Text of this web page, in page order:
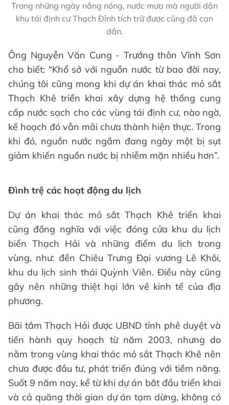
Trong những ngày nắng nóng, nước mưa mà người dân
khu tái định cư Thạch Đỉnh tích trữ được cũng đã cạn
dần.
Ông Nguyễn Văn Cung - Trưởng thôn Vĩnh Sơn
cho biết: “Khổ sở với nguồn nước từ bao đời nay,
chúng tôi cũng mong khi dự án khai thác mỏ sắt
Thạch Khê triển khai xây dựng hệ thống cung
cấp nước sạch cho các vùng tái định cư, nào ngờ,
kế hoạch đó vẫn mãi chưa thành hiện thực. Trong
khi đó, nguồn nước ngầm đang ngày một bị sụt
giảm khiến nguồn nước bị nhiễm mặn nhiều hơn”.
Đình trệ các hoạt động du lịch
Dự án khai thác mỏ sắt Thạch Khê triển khai
cũng đồng nghĩa với việc đóng cửa khu du lịch
biển Thạch Hải và những điểm du lịch trong
vùng, như: đền Chiêu Trưng Đại vương Lê Khôi,
khu du lịch sinh thái Quỳnh Viên. Điều này cũng
gây nên những thiệt hại lớn về kinh tế của địa
phương.
Bãi tắm Thạch Hải được UBND tỉnh phê duyệt và
tiến hành quy hoạch từ năm 2003, nhưng do
nằm trong vùng khai thác mỏ sắt Thạch Khê nên
chưa được đầu tư, phát triển đúng với tiềm năng.
Suốt 9 năm nay, kể từ khi dự án bắt đầu triển khai
và cả quãng thời gian dự án tạm dừng, không có